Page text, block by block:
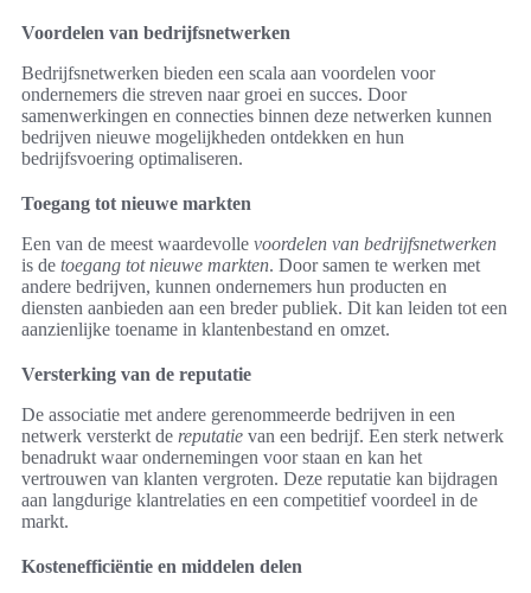
Voordelen van bedrijfsnetwerken
Bedrijfsnetwerken bieden een scala aan voordelen voor
ondernemers die streven naar groei en succes. Door
samenwerkingen en connecties binnen deze netwerken kunnen
bedrijven nieuwe mogelijkheden ontdekken en hun
bedrijfsvoering optimaliseren.
Toegang tot nieuwe markten
Een van de meest waardevolle voordelen van bedrijfsnetwerken
is de toegang tot nieuwe markten. Door samen te werken met
andere bedrijven, kunnen ondernemers hun producten en
diensten aanbieden aan een breder publiek. Dit kan leiden tot een
aanzienlijke toename in klantenbestand en omzet.
Versterking van de reputatie
De associatie met andere gerenommeerde bedrijven in een
netwerk versterkt de reputatie van een bedrijf. Een sterk netwerk
benadrukt waar ondernemingen voor staan en kan het
vertrouwen van klanten vergroten. Deze reputatie kan bijdragen
aan langdurige klantrelaties en een competitief voordeel in de
markt.
Kostenefficiëntie en middelen delen